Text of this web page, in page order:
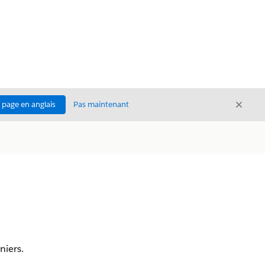
en anglais Pas maintenant Fermer